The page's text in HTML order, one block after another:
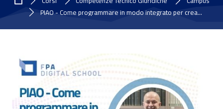
PIAO - Come programmare in modo integrato per crea...